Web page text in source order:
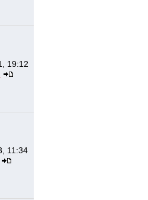
19:12
11:34